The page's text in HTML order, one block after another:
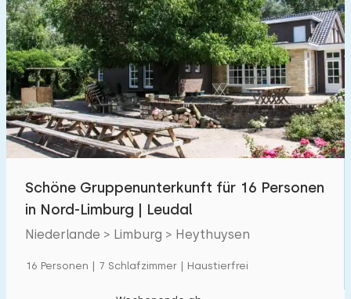
Badezimmer:
1 2 3 4 5
Entfernungen
1 5
Zum Meer :
Schöne Gruppenunterkunft für 16 Personen
in Nord-Limburg | Leudal
Niederlande > Limburg > Heythuysen
16 Personen | 7 Schlafzimmer | Haustierfrei